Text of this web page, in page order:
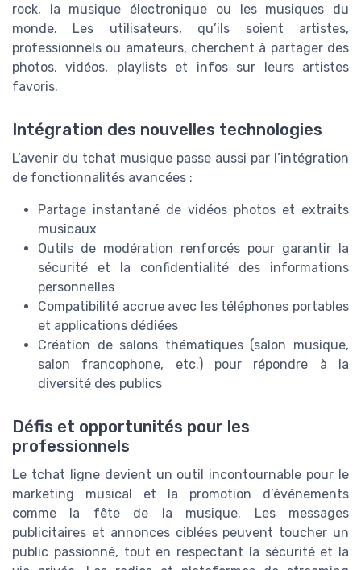
rock, la musique électronique ou les musiques du
monde. Les utilisateurs, qu’ils soient artistes,
professionnels ou amateurs, cherchent à partager des
photos, vidéos, playlists et infos sur leurs artistes
favoris.
Intégration des nouvelles technologies
L’avenir du tchat musique passe aussi par l’intégration
de fonctionnalités avancées :
Partage instantané de vidéos photos et extraits
musicaux
Outils de modération renforcés pour garantir la
sécurité et la confidentialité des informations
personnelles
Compatibilité accrue avec les téléphones portables
et applications dédiées
Création de salons thématiques (salon musique,
salon francophone, etc.) pour répondre à la
diversité des publics
Défis et opportunités pour les
professionnels
Le tchat ligne devient un outil incontournable pour le
marketing musical et la promotion d’événements
comme la fête de la musique. Les messages
publicitaires et annonces ciblées peuvent toucher un
public passionné, tout en respectant la sécurité et la